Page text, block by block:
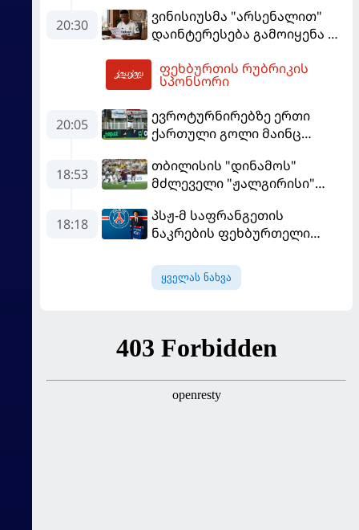
"ბარსელონაში" გადადის
20:30
ვინისიუსმა "არსენალით"
დაინტერესება გამოიყენა და
მომგებიანად გააგრძელა
ფეხბურთის რუბრიკის
სპონსორი
20:05
ევროტურნირებზე ერთი
ქართული გოლი მაინც
18:53
თბილისის "დინამოს"
მძლეველი "ჟალგირისი"
განადგურდა
18:18
პსჟ-მ საფრანგეთის
ნაკრების ფეხბურთელი
ყველას ნახვა